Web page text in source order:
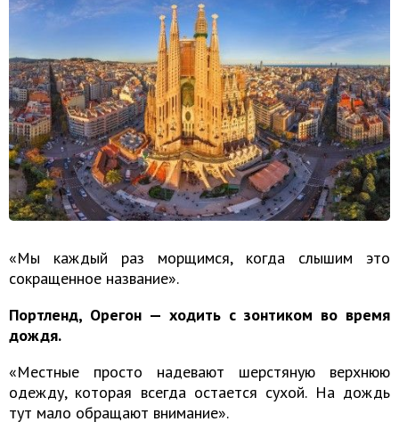
«Мы каждый раз морщимся, когда слышим это
сокращенное название».
Портленд, Орегон — ходить с зонтиком во время
дождя.
«Местные просто надевают шерстяную верхнюю
одежду, которая всегда остается сухой. На дождь
тут мало обращают внимание».